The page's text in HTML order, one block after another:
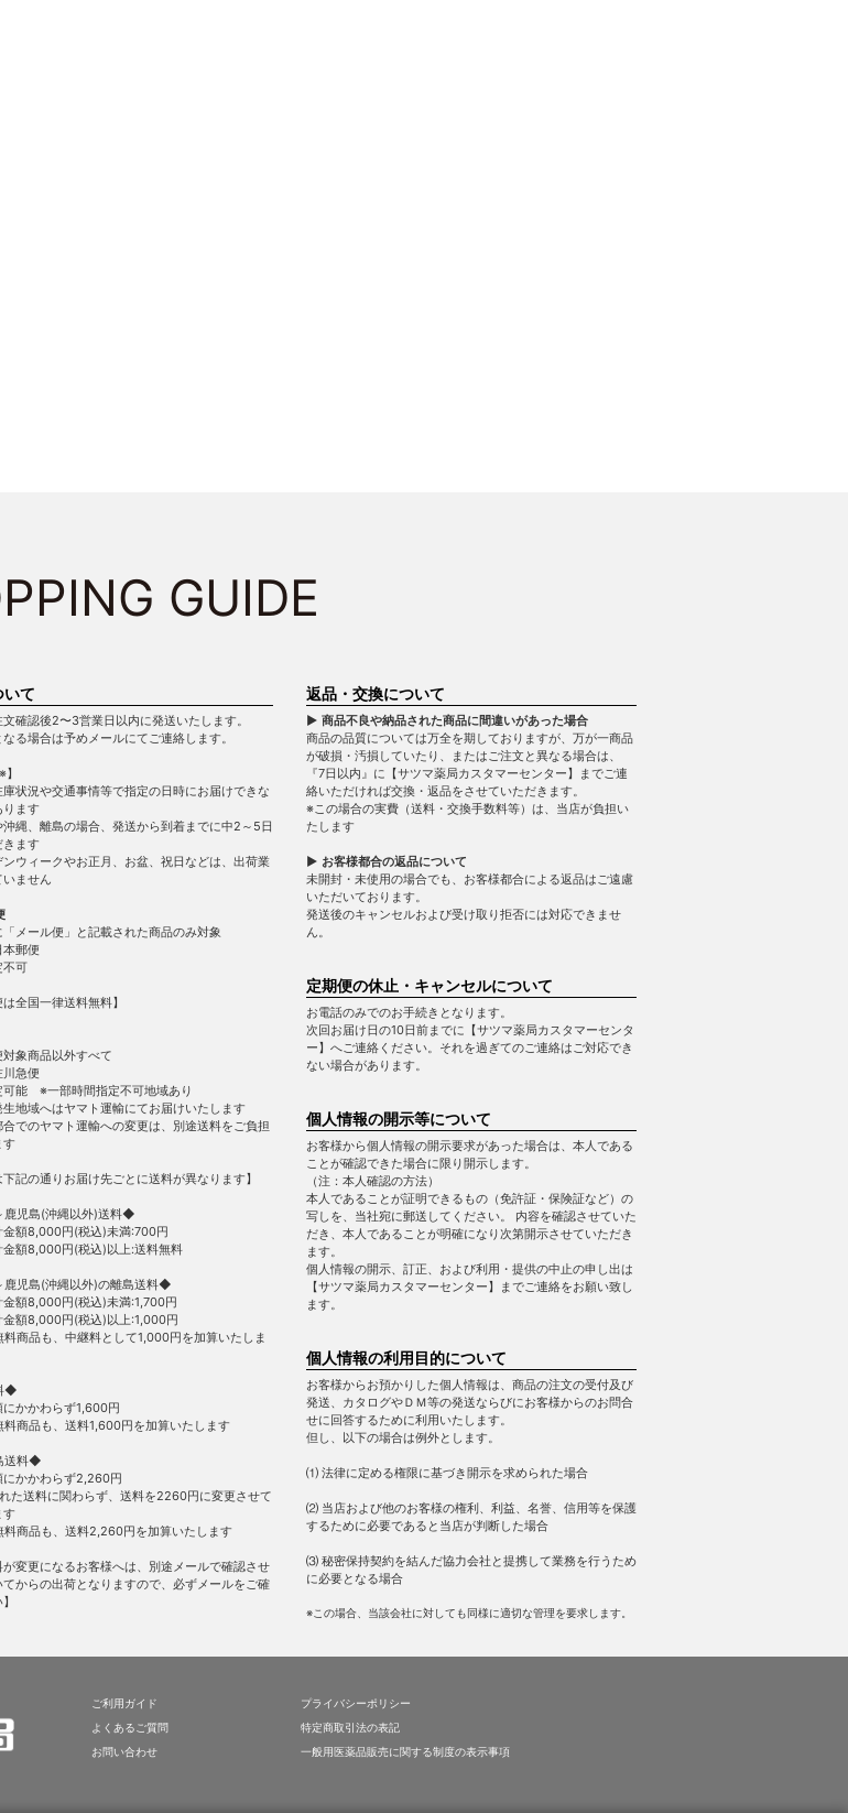
GUIDE
いて
確認後2〜3営業日以内に発送いたします。
る場合は予めメールにてご連絡します。
庫状況や交通事情等で指定の日時にお届けできな
ります
沖縄、離島の場合、発送から到着までに中2～5日
きます
ンウィークやお正月、お盆、祝日などは、出荷業
ません
「メール便」と記載された商品のみ対象
本郵便
不可
は全国一律送料無料】
対象商品以外すべて
川急便
可能 ※一部時間指定不可地域あり
生地域へはヤマト運輸にてお届けいたします
合でのヤマト運輸への変更は、別途送料をご負担
す
下記の通りお届け先ごとに送料が異なります】
児島(沖縄以外)送料◆
額8,000円(税込)未満:700円
額8,000円(税込)以上:送料無料
児島(沖縄以外)の離島送料◆
額8,000円(税込)未満:1,700円
額8,000円(税込)以上:1,000円
商品も、中継料として1,000円を加算いたしま
◆
かかわらず1,600円
商品も、送料1,600円を加算いたします
送料◆
かかわらず2,260円
た送料に関わらず、送料を2260円に変更させて
す
商品も、送料2,260円を加算いたします
が変更になるお客様へは、別途メールで確認させ
からの出荷となりますので、必ずメールをご確
返品・交換について
▶ 商品不良や納品された商品に間違いがあった場合
商品の品質については万全を期しておりますが、万が一商品
が破損・汚損していたり、またはご注文と異なる場合は、
『7日以内』に【サツマ薬局カスタマーセンター】までご連
絡いただければ交換・返品をさせていただきます。
※この場合の実費（送料・交換手数料等）は、当店が負担い
たします
▶ お客様都合の返品について
未開封・未使用の場合でも、お客様都合による返品はご遠慮
いただいております。
発送後のキャンセルおよび受け取り拒否には対応できませ
ん。
定期便の休止・キャンセルについて
お電話のみでのお手続きとなります。
次回お届け日の10日前までに【サツマ薬局カスタマーセンタ
ー】へご連絡ください。それを過ぎてのご連絡はご対応でき
ない場合があります。
個人情報の開示等について
お客様から個人情報の開示要求があった場合は、本人である
ことが確認できた場合に限り開示します。
（注：本人確認の方法）
本人であることが証明できるもの（免許証・保険証など）の
写しを、当社宛に郵送してください。 内容を確認させていた
だき、本人であることが明確になり次第開示させていただき
ます。
個人情報の開示、訂正、および利用・提供の中止の申し出は
【サツマ薬局カスタマーセンター】までご連絡をお願い致し
ます。
個人情報の利用目的について
お客様からお預かりした個人情報は、商品の注文の受付及び
発送、カタログやＤＭ等の発送ならびにお客様からのお問合
せに回答するために利用いたします。
但し、以下の場合は例外とします。
⑴ 法律に定める権限に基づき開示を求められた場合
⑵ 当店および他のお客様の権利、利益、名誉、信用等を保護
するために必要であると当店が判断した場合
⑶ 秘密保持契約を結んだ協力会社と提携して業務を行うため
に必要となる場合
※この場合、当該会社に対しても同様に適切な管理を要求します。
ご利用ガイド
よくあるご質問
お問い合わせ
プライバシーポリシー
特定商取引法の表記
一般用医薬品販売に関する制度の表示事項